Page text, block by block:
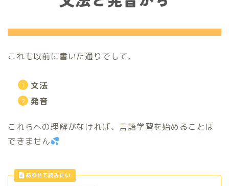
これも以前に書いた通りでして、
文法
発音
これらへの理解がなければ、言語学習を始めることは
できません